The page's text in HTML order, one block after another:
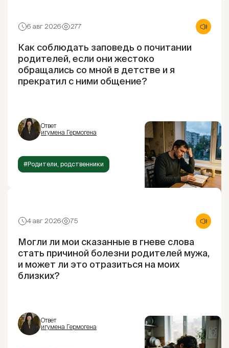
6 авг 2026 277
Как соблюдать заповедь о почитании
родителей, если они жестоко
обращались со мной в детстве и я
прекратил с ними общение?
Ответ
игумена Гермогена
#Родители, родственники
4 авг 2026 75
Могли ли мои сказанные в гневе слова
стать причиной болезни родителей мужа,
и может ли это отразиться на моих
близких?
Ответ
игумена Гермогена